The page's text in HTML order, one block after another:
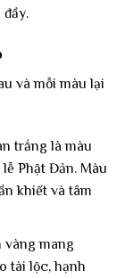
và mỗi màu lại
trắng là màu
Phật Đản. Màu
khiết và tâm
vàng mang
tài lộc, hạnh